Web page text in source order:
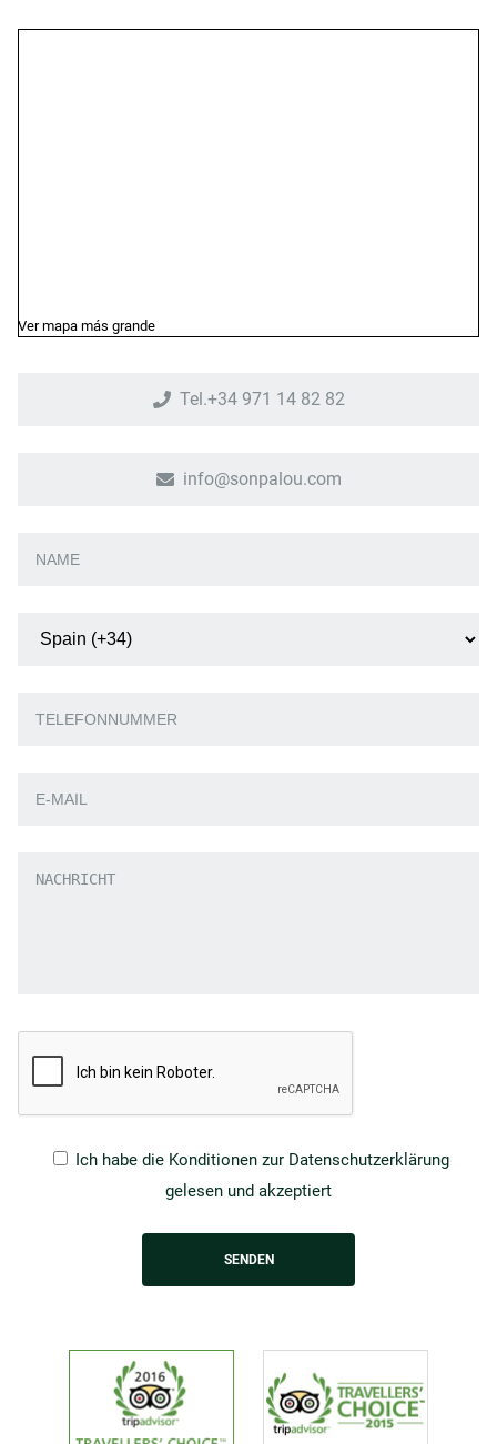
Ver mapa más grande
Tel.+34 971 14 82 82
info@sonpalou.com
Ich habe die Konditionen zur Datenschutzerklärung
gelesen und akzeptiert
SENDEN